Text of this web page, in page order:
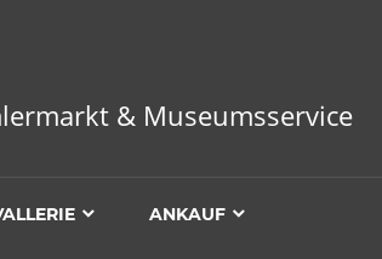
& Museumsservice
ANKAUF